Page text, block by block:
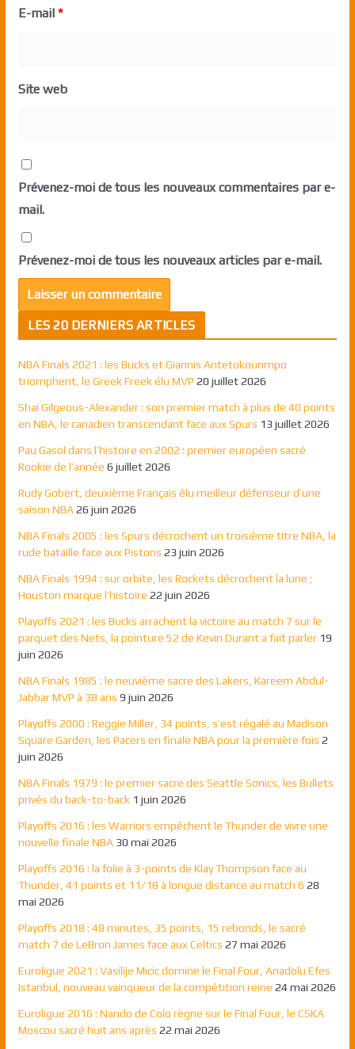
E-mail *
Site web
Prévenez-moi de tous les nouveaux commentaires par e-
mail.
Prévenez-moi de tous les nouveaux articles par e-mail.
LES 20 DERNIERS ARTICLES
NBA Finals 2021 : les Bucks et Giannis Antetokounmpo
triomphent, le Greek Freek élu MVP 20 juillet 2026
Shai Gilgeous-Alexander : son premier match à plus de 40 points
en NBA, le canadien transcendant face aux Spurs 13 juillet 2026
Pau Gasol dans l’histoire en 2002 : premier européen sacré
Rookie de l’année 6 juillet 2026
Rudy Gobert, deuxième Français élu meilleur défenseur d’une
saison NBA 26 juin 2026
NBA Finals 2005 : les Spurs décrochent un troisième titre NBA, la
rude bataille face aux Pistons 23 juin 2026
NBA Finals 1994 : sur orbite, les Rockets décrochent la lune ;
Houston marque l’histoire 22 juin 2026
Playoffs 2021 : les Bucks arrachent la victoire au match 7 sur le
parquet des Nets, la pointure 52 de Kevin Durant a fait parler 19
juin 2026
NBA Finals 1985 : le neuvième sacre des Lakers, Kareem Abdul-
Jabbar MVP à 38 ans 9 juin 2026
Playoffs 2000 : Reggie Miller, 34 points, s’est régalé au Madison
Square Garden, les Pacers en finale NBA pour la première fois 2
juin 2026
NBA Finals 1979 : le premier sacre des Seattle Sonics, les Bullets
privés du back-to-back 1 juin 2026
Playoffs 2016 : les Warriors empêchent le Thunder de vivre une
nouvelle finale NBA 30 mai 2026
Playoffs 2016 : la folie à 3-points de Klay Thompson face au
Thunder, 41 points et 11/18 à longue distance au match 6 28
mai 2026
Playoffs 2018 : 48 minutes, 35 points, 15 rebonds, le sacré
match 7 de LeBron James face aux Celtics 27 mai 2026
Euroligue 2021 : Vasilije Micic domine le Final Four, Anadolu Efes
Istanbul, nouveau vainqueur de la compétition reine 24 mai 2026
Euroligue 2016 : Nando de Colo règne sur le Final Four, le CSKA
Moscou sacré huit ans après 22 mai 2026